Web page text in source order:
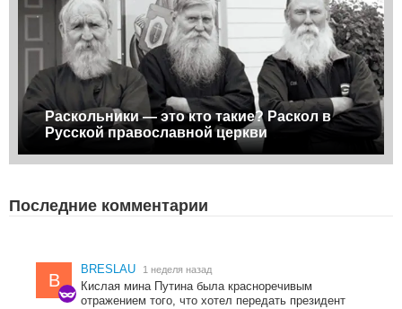
Раскольники — это кто такие? Раскол в
Русской православной церкви
Последние комментарии
B
BRESLAU 1 неделя назад
Кислая мина Путина была красноречивым
отражением того, что хотел передать президент